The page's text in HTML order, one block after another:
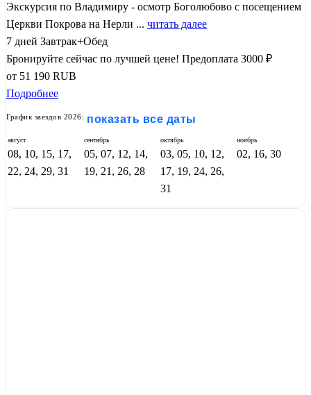
Экскурсия по Владимиру - осмотр Боголюбово с посещением
Церкви Покрова на Нерли ... читать далее
7 дней Завтрак+Обед
Бронируйте сейчас по лучшей цене! Предоплата 3000 ₽
от 51 190 RUB
Подробнее
График заездов 2026: показать все даты
август
08, 10, 15, 17,
22, 24, 29, 31
сентябрь
05, 07, 12, 14,
19, 21, 26, 28
октябрь
03, 05, 10, 12,
17, 19, 24, 26,
31
ноябрь
02, 16, 30